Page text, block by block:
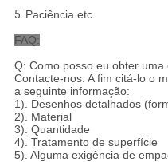
5. Paciência etc.
FAQ:
Q: Como posso eu obter
Contacte-nos. A fim citá-lo o
a seguinte informação:
1). Desenhos detalhados
2). Material
3). Quantidade
4). Tratamento de superfície
5). Alguma exigência de